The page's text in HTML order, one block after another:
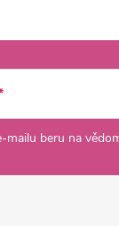
mailu beru na